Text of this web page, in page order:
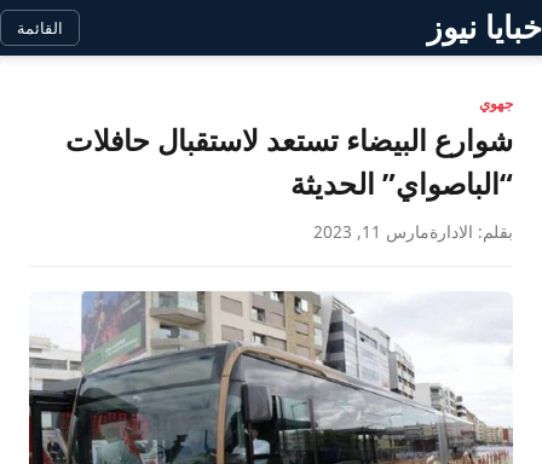
خبايا نيوز القائمة
جهوي
شوارع البيضاء تستعد لاستقبال حافلات
“الباصواي” الحديثة
بقلم: الادارةمارس 11, 2023